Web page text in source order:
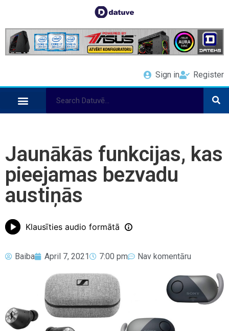
Sign in Register
Jaunākās funkcijas, kas
pieejamas bezvadu
austiņās
Klausīties audio formātā
Baiba April 7, 2021 7:00 pm Nav komentāru